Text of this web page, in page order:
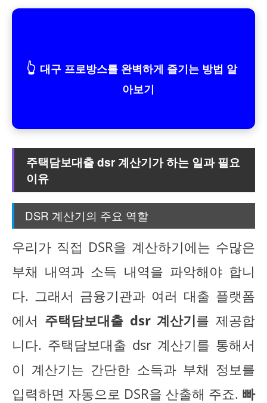
👆 대구 프로방스를 완벽하게 즐기는 방법 알
아보기
주택담보대출 dsr 계산기가 하는 일과 필요
이유
DSR 계산기의 주요 역할
우리가 직접 DSR을 계산하기에는 수많은
부채 내역과 소득 내역을 파악해야 합니
다. 그래서 금융기관과 여러 대출 플랫폼
에서 주택담보대출 dsr 계산기를 제공합
니다. 주택담보대출 dsr 계산기를 통해서
이 계산기는 간단한 소득과 부채 정보를
입력하면 자동으로 DSR을 산출해 주죠. 빠